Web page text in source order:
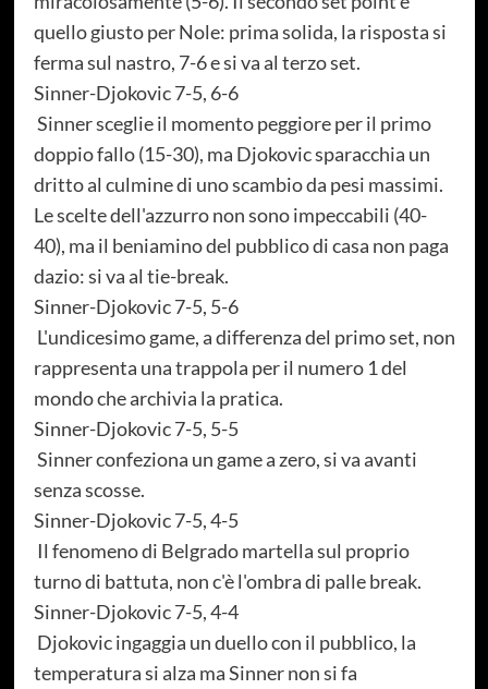
quello giusto per Nole: prima solida, la risposta si
ferma sul nastro, 7-6 e si va al terzo set.
Sinner-Djokovic 7-5, 6-6
Sinner sceglie il momento peggiore per il primo
doppio fallo (15-30), ma Djokovic sparacchia un
dritto al culmine di uno scambio da pesi massimi.
Le scelte dell'azzurro non sono impeccabili (40-
40), ma il beniamino del pubblico di casa non paga
dazio: si va al tie-break.
Sinner-Djokovic 7-5, 5-6
L'undicesimo game, a differenza del primo set, non
rappresenta una trappola per il numero 1 del
mondo che archivia la pratica.
Sinner-Djokovic 7-5, 5-5
Sinner confeziona un game a zero, si va avanti
senza scosse.
Sinner-Djokovic 7-5, 4-5
Il fenomeno di Belgrado martella sul proprio
turno di battuta, non c'è l'ombra di palle break.
Sinner-Djokovic 7-5, 4-4
Djokovic ingaggia un duello con il pubblico, la
temperatura si alza ma Sinner non si fa